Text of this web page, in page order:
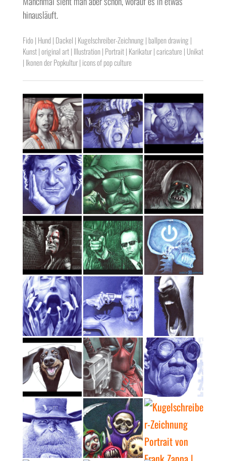
hinausläuft.
Fido | Hund | Dackel | Kugelschreiber-Zeichnung | ballpen drawing |
Kunst | original art | Illustration | Portrait | Karikatur | caricature | Unikat
| Ikonen der Popkultur | icons of pop culture